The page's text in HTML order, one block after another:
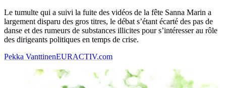
Le tumulte qui a suivi la fuite des vidéos de la fête Sanna Marin a
largement disparu des gros titres, le débat s’étant écarté des pas de
danse et des rumeurs de substances illicites pour s’intéresser au rôle
des dirigeants politiques en temps de crise.
Pekka VanttinenEURACTIV.com